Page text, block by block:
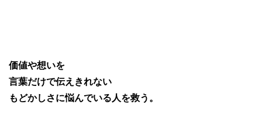
価値や想いを
言葉だけで伝えきれない
もどかしさに悩んでいる人を救う。